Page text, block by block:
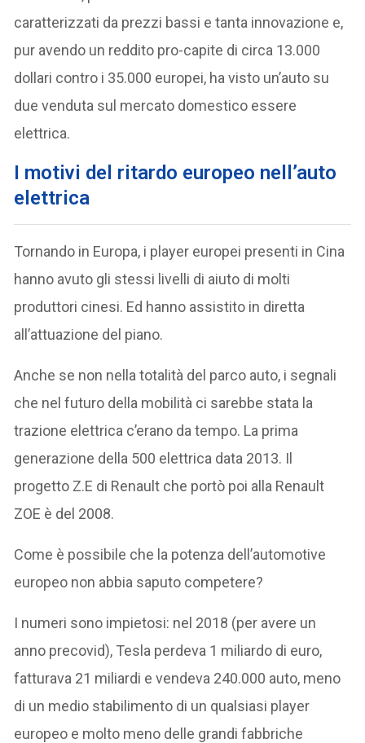
caratterizzati da prezzi bassi e tanta innovazione e,
pur avendo un reddito pro-capite di circa 13.000
dollari contro i 35.000 europei, ha visto un’auto su
due venduta sul mercato domestico essere
elettrica.
I motivi del ritardo europeo nell’auto
elettrica
Tornando in Europa, i player europei presenti in Cina
hanno avuto gli stessi livelli di aiuto di molti
produttori cinesi. Ed hanno assistito in diretta
all’attuazione del piano.
Anche se non nella totalità del parco auto, i segnali
che nel futuro della mobilità ci sarebbe stata la
trazione elettrica c’erano da tempo. La prima
generazione della 500 elettrica data 2013. Il
progetto Z.E di Renault che portò poi alla Renault
ZOE è del 2008.
Come è possibile che la potenza dell’automotive
europeo non abbia saputo competere?
I numeri sono impietosi: nel 2018 (per avere un
anno precovid), Tesla perdeva 1 miliardo di euro,
fatturava 21 miliardi e vendeva 240.000 auto, meno
di un medio stabilimento di un qualsiasi player
europeo e molto meno delle grandi fabbriche